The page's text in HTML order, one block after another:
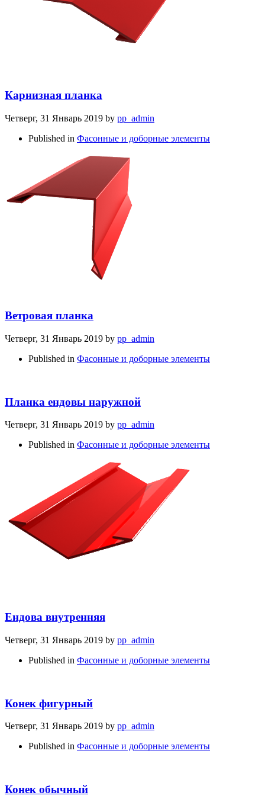
Карнизная планка
Четверг, 31 Январь 2019 by pp_admin
Published in Фасонные и доборные элементы
Ветровая планка
Четверг, 31 Январь 2019 by pp_admin
Published in Фасонные и доборные элементы
Планка ендовы наружной
Четверг, 31 Январь 2019 by pp_admin
Published in Фасонные и доборные элементы
Ендова внутренняя
Четверг, 31 Январь 2019 by pp_admin
Published in Фасонные и доборные элементы
Конек фигурный
Четверг, 31 Январь 2019 by pp_admin
Published in Фасонные и доборные элементы
Конек обычный